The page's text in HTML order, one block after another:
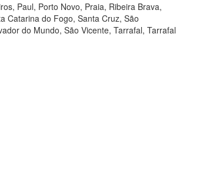
Paul, Porto Novo, Praia, Ribeira Brava,
Catarina do Fogo, Santa Cruz, São
do Mundo, São Vicente, Tarrafal, Tarrafal